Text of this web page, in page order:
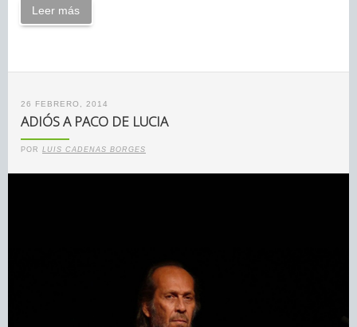
Leer más
26 FEBRERO, 2014
ADIÓS A PACO DE LUCIA
POR LUIS CADENAS BORGES